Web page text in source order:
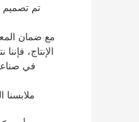
تم تصميم
مع ضمان
الإنتاج،
في
ملابسنا